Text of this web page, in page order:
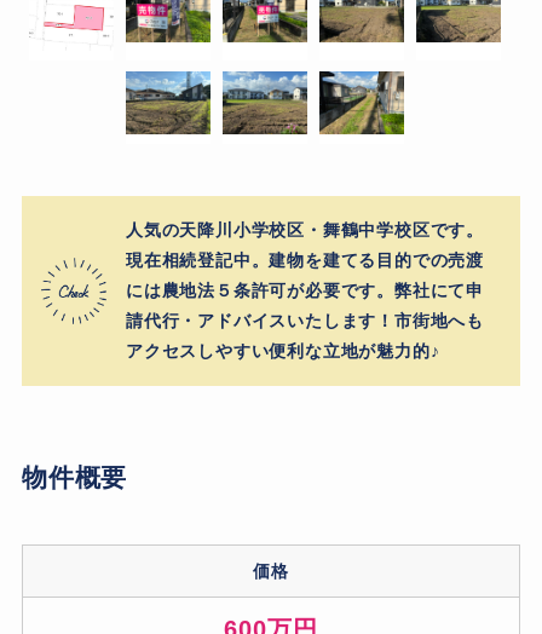
人気の天降川小学校区・舞鶴中学校区です。
現在相続登記中。建物を建てる目的での売渡
には農地法５条許可が必要です。弊社にて申
請代行・アドバイスいたします！市街地へも
アクセスしやすい便利な立地が魅力的♪
物件概要
価格